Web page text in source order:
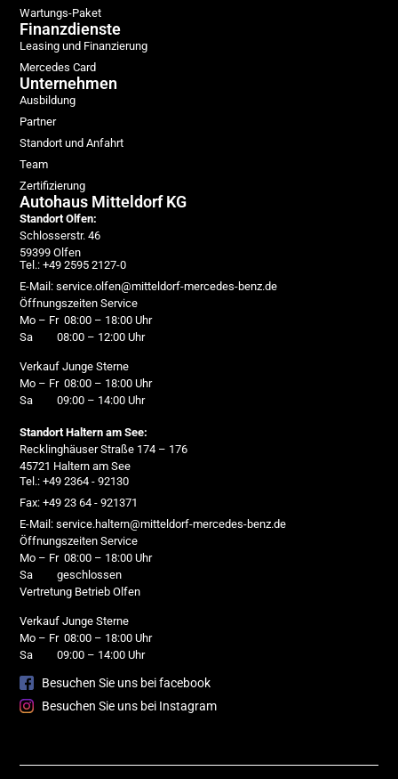
Wartungs-Paket
Finanzdienste
Leasing und Finanzierung
Mercedes Card
Unternehmen
Ausbildung
Partner
Standort und Anfahrt
Team
Zertifizierung
Autohaus Mitteldorf KG
Standort Olfen:
Schlosserstr. 46
59399 Olfen
Tel.: +49 2595 2127-0
E-Mail: service.olfen@mitteldorf-mercedes-benz.de
Öffnungszeiten Service
Mo – Fr 08:00 – 18:00 Uhr
Sa 08:00 – 12:00 Uhr
Verkauf Junge Sterne
Mo – Fr 08:00 – 18:00 Uhr
Sa 09:00 – 14:00 Uhr
Standort Haltern am See:
Recklinghäuser Straße 174 – 176
45721 Haltern am See
Tel.: +49 2364 - 92130
Fax: +49 23 64 - 921371
E-Mail: service.haltern@mitteldorf-mercedes-benz.de
Öffnungszeiten Service
Mo – Fr 08:00 – 18:00 Uhr
Sa geschlossen
Vertretung Betrieb Olfen
Verkauf Junge Sterne
Mo – Fr 08:00 – 18:00 Uhr
Sa 09:00 – 14:00 Uhr
Besuchen Sie uns bei facebook
Besuchen Sie uns bei Instagram